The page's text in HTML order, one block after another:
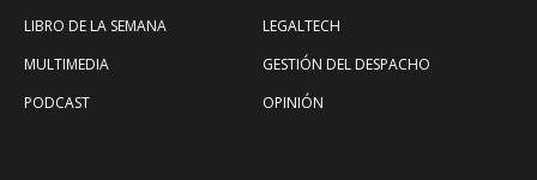
LIBRO DE LA SEMANA
MULTIMEDIA
PODCAST
LEGALTECH
GESTIÓN DEL DESPACHO
OPINIÓN